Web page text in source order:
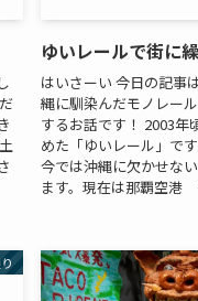
ゆいレールで街に
はいさーい 今日の記事
縄に馴染んだモノレー
するお話です！ 2003年
めた「ゆいレール」で
今では沖縄に欠かせな
ます。現在は那覇空